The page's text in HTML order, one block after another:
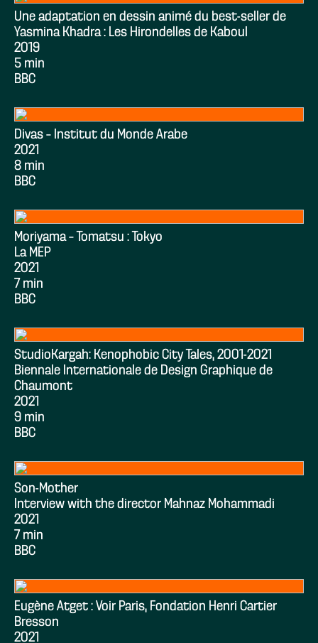
Une adaptation en dessin animé du best-seller de
Yasmina Khadra : Les Hirondelles de Kaboul
2019
5 min
BBC
Divas – Institut du Monde Arabe
2021
8 min
BBC
Moriyama – Tomatsu : Tokyo
La MEP
2021
7 min
BBC
StudioKargah: Kenophobic City Tales, 2001-2021
Biennale Internationale de Design Graphique de
Chaumont
2021
9 min
BBC
Son-Mother
Interview with the director Mahnaz Mohammadi
2021
7 min
BBC
Eugène Atget : Voir Paris, Fondation Henri Cartier
Bresson
2021